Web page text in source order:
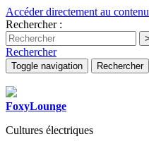
Accéder directement au contenu
Rechercher :
Rechercher
Toggle navigation Rechercher
FoxyLounge
Cultures électriques